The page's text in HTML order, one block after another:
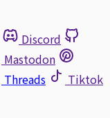
Discord
Mastodon
Threads
Tiktok